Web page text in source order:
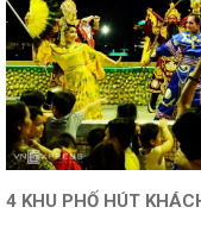
4 KHU PHỐ HÚT